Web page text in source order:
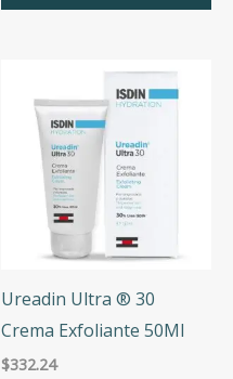
Ureadin Ultra ® 30
Crema Exfoliante 50Ml
$332.24